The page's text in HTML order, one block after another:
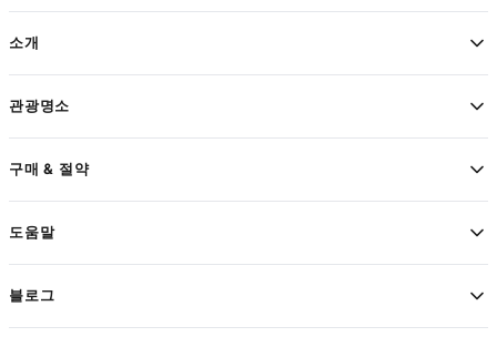
소개
관광명소
구매 & 절약
도움말
블로그